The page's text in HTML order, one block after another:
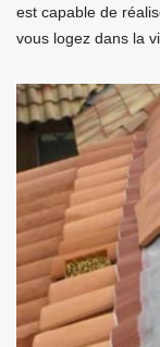
est capable de
vous logez dans la